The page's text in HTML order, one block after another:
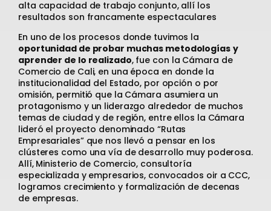
alta capacidad de trabajo conjunto, allí los
resultados son francamente espectaculares
En uno de los procesos donde tuvimos la
oportunidad de probar muchas metodologías y
aprender de lo realizado, fue con la Cámara de
Comercio de Cali, en una época en donde la
institucionalidad del Estado, por opción o por
omisión, permitió que la Cámara asumiera un
protagonismo y un liderazgo alrededor de muchos
temas de ciudad y de región, entre ellos la Cámara
lideró el proyecto denominado “Rutas
Empresariales” que nos llevó a pensar en los
clústeres como una vía de desarrollo muy poderosa.
Allí, Ministerio de Comercio, consultoría
especializada y empresarios, convocados oir a CCC,
logramos crecimiento y formalización de decenas
de empresas.